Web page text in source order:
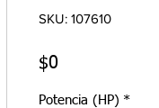
SKU: 107610
$0Precio
Potencia (HP) *